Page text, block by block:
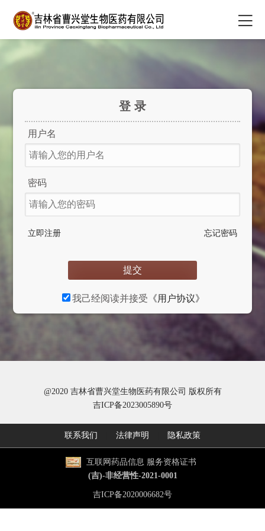
登 录
用户名
密码
立即注册 忘记密码
提交
我己经阅读并接受 《用户协议》
@2020 吉林省曹兴堂生物医药有限公司 版权所有
吉ICP备2023005890号
联系我们 法律声明 隐私政策
互联网药品信息 服务资格证书
(吉)-非经营性-2021-0001
吉ICP备2020006682号